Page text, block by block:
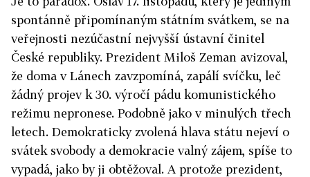
spontánně připomínaným státním svátkem, se na
veřejnosti nezúčastní nejvyšší ústavní činitel
České republiky. Prezident Miloš Zeman avizoval,
že doma v Lánech zavzpomíná, zapálí svíčku, leč
žádný projev k 30. výročí pádu komunistického
režimu nepronese. Podobně jako v minulých třech
letech. Demokraticky zvolená hlava státu nejeví o
svátek svobody a demokracie valný zájem, spíše to
vypadá, jako by ji obtěžoval. A protože prezident,